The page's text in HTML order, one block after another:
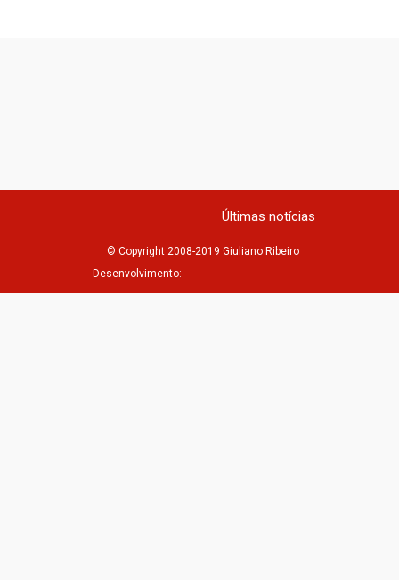
Últimas notícias
© Copyright 2008-2019 Giuliano Ribeiro
Desenvolvimento: